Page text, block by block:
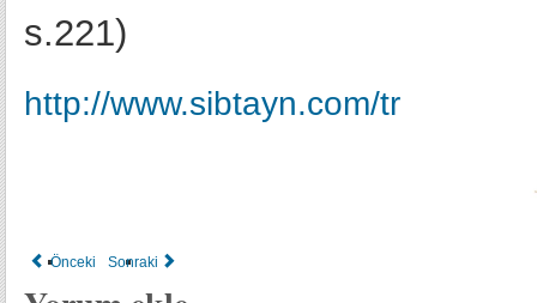
s.221)
http://www.sibtayn.com/tr
Önceki Sonraki